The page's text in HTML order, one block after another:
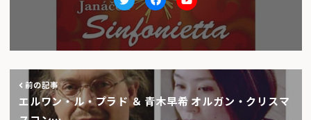
TwitterfacebookYoutube
前の記事
エルワン・ル・プラド ＆ 青木早希 オルガン・クリスマ